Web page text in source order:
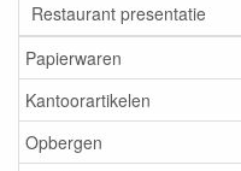
Restaurant presentatie
Papierwaren
Kantoorartikelen
Opbergen